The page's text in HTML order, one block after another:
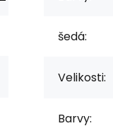
šedá:
Velikosti:
Barvy: